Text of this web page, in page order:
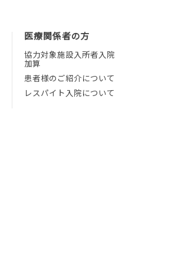
医療関係者の方
協力対象施設入所者入院
加算
患者様のご紹介について
レスパイト入院について